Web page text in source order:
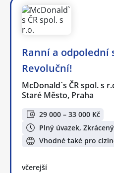
Ranní a odpolední
Revoluční!
McDonald`s ČR spol. s
Staré Město, Praha
29 000 – 33 000 Kč
Plný úvazek,
Vhodné také pro
včerejší